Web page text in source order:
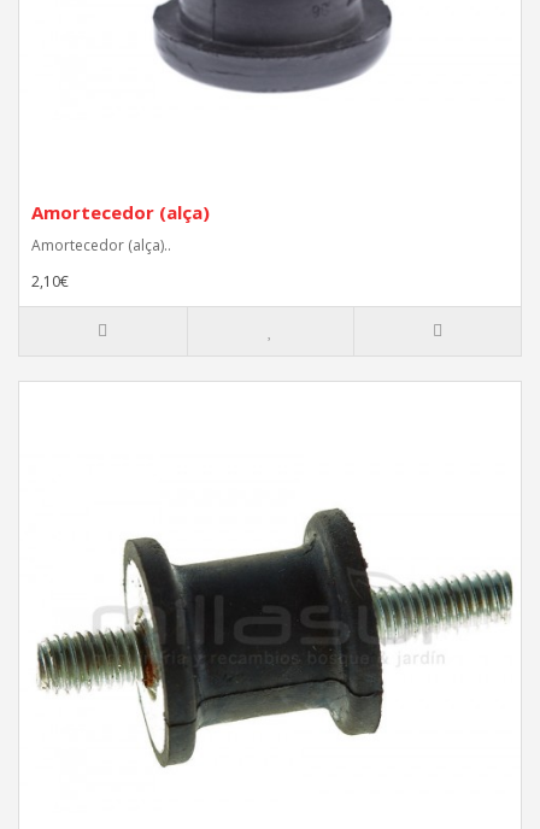
Amortecedor (alça)
Amortecedor (alça)..
2,10€